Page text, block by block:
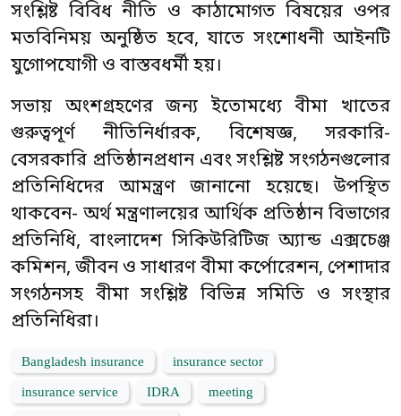
সংশ্লিষ্ট বিবিধ নীতি ও কাঠামোগত বিষয়ের ওপর
মতবিনিময় অনুষ্ঠিত হবে, যাতে সংশোধনী আইনটি
যুগোপযোগী ও বাস্তবধর্মী হয়।
সভায় অংশগ্রহণের জন্য ইতোমধ্যে বীমা খাতের
গুরুত্বপূর্ণ নীতিনির্ধারক, বিশেষজ্ঞ, সরকারি-
বেসরকারি প্রতিষ্ঠানপ্রধান এবং সংশ্লিষ্ট সংগঠনগুলোর
প্রতিনিধিদের আমন্ত্রণ জানানো হয়েছে। উপস্থিত
থাকবেন- অর্থ মন্ত্রণালয়ের আর্থিক প্রতিষ্ঠান বিভাগের
প্রতিনিধি, বাংলাদেশ সিকিউরিটিজ অ্যান্ড এক্সচেঞ্জ
কমিশন, জীবন ও সাধারণ বীমা কর্পোরেশন, পেশাদার
সংগঠনসহ বীমা সংশ্লিষ্ট বিভিন্ন সমিতি ও সংস্থার
প্রতিনিধিরা।
Bangladesh insurance
insurance sector
insurance service
IDRA
meeting